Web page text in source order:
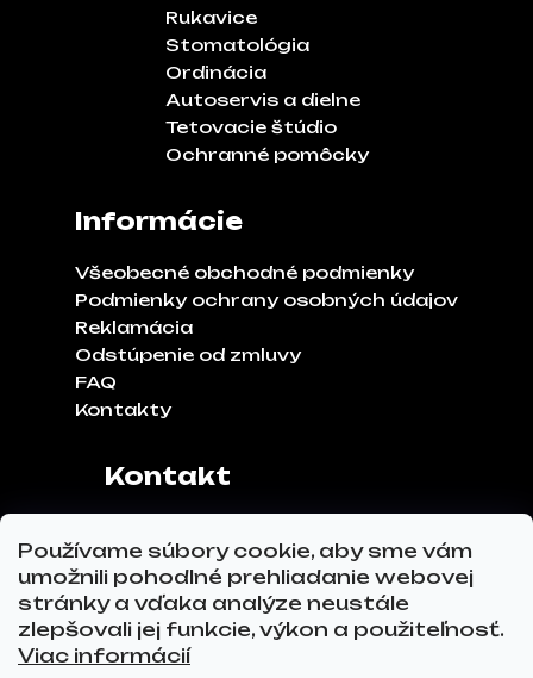
Používame súbory cookie, aby sme vám
umožnili pohodlné prehliadanie webovej
stránky a vďaka analýze neustále
zlepšovali jej funkcie, výkon a použiteľnosť.
Viac informácií
Rukavice
Stomatológia
Ordinácia
Autoservis a dielne
Tetovacie štúdio
Ochranné pomôcky
Informácie
Všeobecné obchodné podmienky
Podmienky ochrany osobných údajov
Reklamácia
Odstúpenie od zmluvy
FAQ
Kontakty
Kontakt
Hviezdoslavov
Tel.č.:0911 271 302
Email:info@glovez.sk